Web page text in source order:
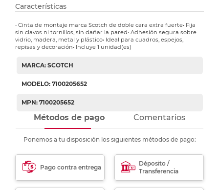
Características
• Cinta de montaje marca Scotch de doble cara extra fuerte• Fija
sin clavos ni tornillos, sin dañar la pared• Adhesión segura sobre
vidrio, madera, metal y plástico• Ideal para cuadros, espejos,
repisas y decoración• Incluye 1 unidad(es)
MARCA: SCOTCH
MODELO: 7100205652
MPN: 7100205652
Métodos de pago Comentarios
Ponemos a tu disposición los siguientes métodos de pago:
Pago contra entrega
Déposito /
Transferencia